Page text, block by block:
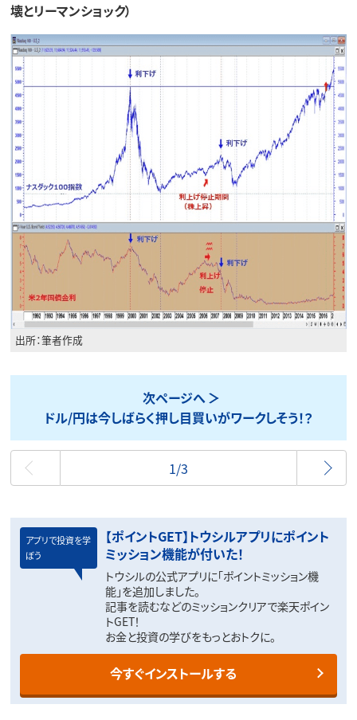
壊とリーマンショック）
出所：筆者作成
次ページへ
ドル/円は今しばらく押し目買いがワークしそう！？
1/3
アプリで投資を学
ぼう
【ポイントGET】トウシルアプリにポイント
ミッション機能が付いた！
トウシルの公式アプリに「ポイントミッション機
能」を追加しました。
記事を読むなどのミッションクリアで楽天ポイン
トGET！
お金と投資の学びをもっとおトクに。
今すぐインストールする